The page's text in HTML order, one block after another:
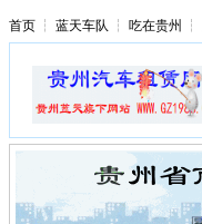
首页 ┆ 蓝天车队 ┆ 吃在贵州 ┆